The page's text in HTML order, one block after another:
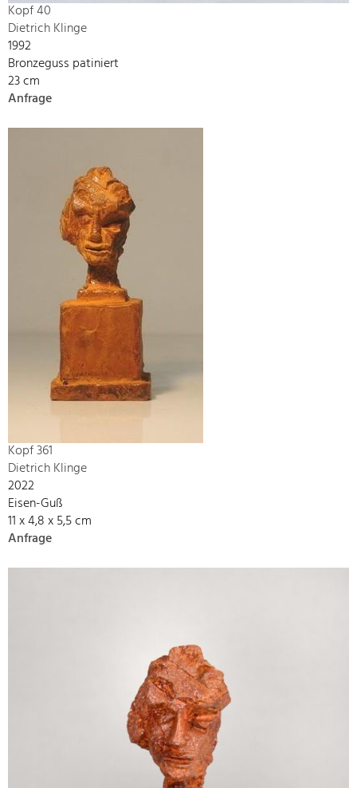
Kopf 40
Dietrich Klinge
1992
Bronzeguss patiniert
23 cm
Anfrage
Kopf 361
Dietrich Klinge
2022
Eisen-Guß
11 x 4,8 x 5,5 cm
Anfrage